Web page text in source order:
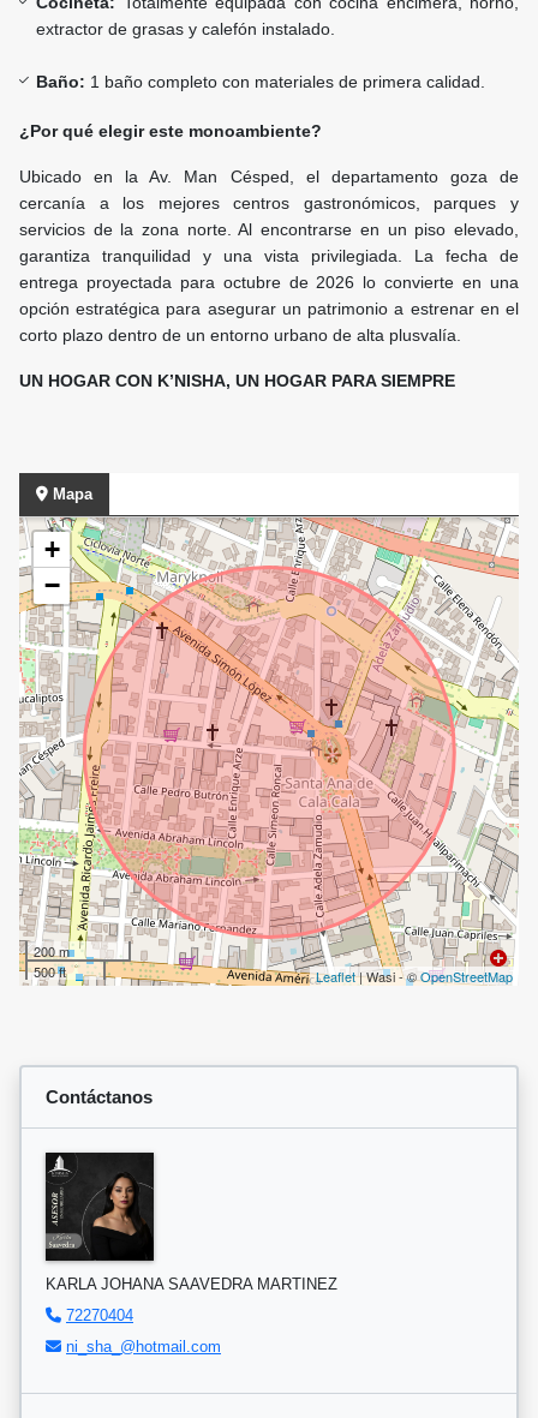
extractor de grasas y calefón instalado.
Baño: 1 baño completo con materiales de primera calidad.
¿Por qué elegir este monoambiente?
Ubicado en la Av. Man Césped, el departamento goza de
cercanía a los mejores centros gastronómicos, parques y
servicios de la zona norte. Al encontrarse en un piso elevado,
garantiza tranquilidad y una vista privilegiada. La fecha de
entrega proyectada para octubre de 2026 lo convierte en una
opción estratégica para asegurar un patrimonio a estrenar en el
corto plazo dentro de un entorno urbano de alta plusvalía.
UN HOGAR CON K’NISHA, UN HOGAR PARA SIEMPRE
Mapa
+
−
200 m
500 ft
Leaflet| Wasi - ©OpenStreetMap
Contáctanos
KARLA JOHANA SAAVEDRA MARTINEZ
72270404
ni_sha_@hotmail.com